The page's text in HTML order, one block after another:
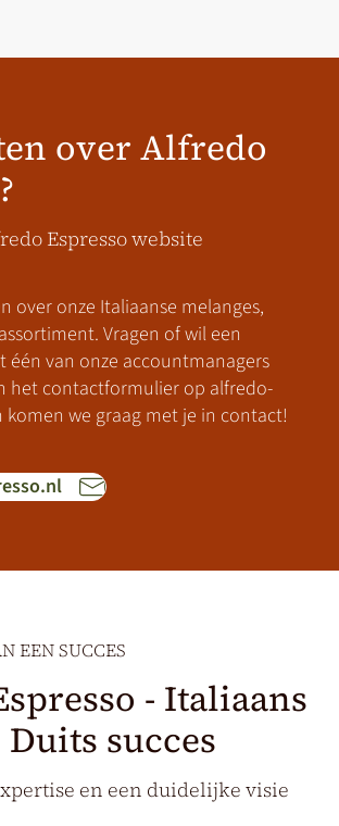
over Alfredo
Espresso website
over onze Italiaanse melanges,
Vragen of wil een
één van onze accountmanagers
het contactformulier op alfredo-
komen we graag met je in contact!
EEN SUCCES
- Italiaans
succes
en een duidelijke visie